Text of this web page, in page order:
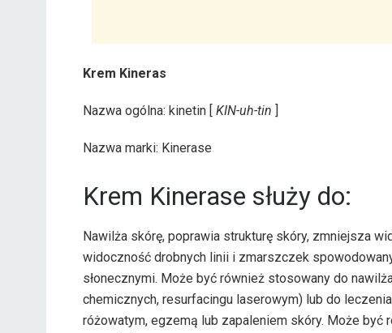
Krem Kineras
Nazwa ogólna: kinetin [ KIN-uh-tin ]
Nazwa marki: Kinerase
Krem Kinerase służy do:
Nawilża skórę, poprawia strukturę skóry, zmniejsza
widoczność drobnych linii i zmarszczek
słonecznymi. Może być również stosowany do
chemicznych, resurfacingu laserowym) lub do
różowatym, egzemą lub zapaleniem skóry. Może być